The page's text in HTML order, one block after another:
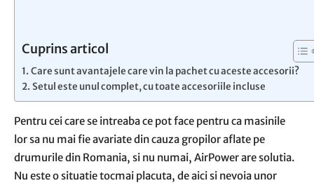
Cuprins articol
Care sunt avantajele care vin la pachet cu aceste accesorii?
Setul este unul complet, cu toate accesoriile incluse
Pentru cei care se intreaba ce pot face pentru ca masinile
lor sa nu mai fie avariate din cauza gropilor aflate pe
drumurile din Romania, si nu numai, AirPower are solutia.
Nu este o situatie tocmai placuta, de aici si nevoia unor